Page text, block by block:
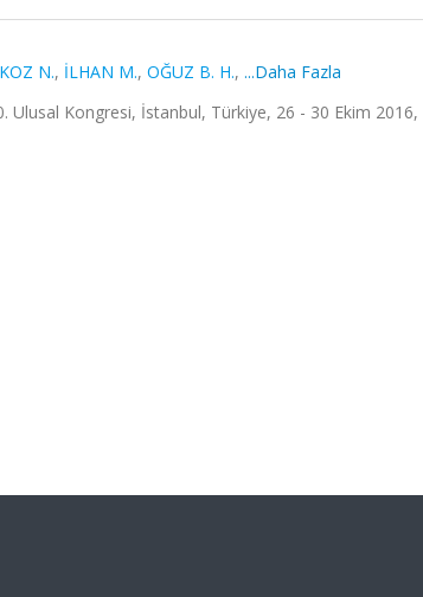
N., İLHAN M., OĞUZ B. H., ...Daha Fazla
Kongresi, İstanbul, Türkiye, 26 - 30 Ekim